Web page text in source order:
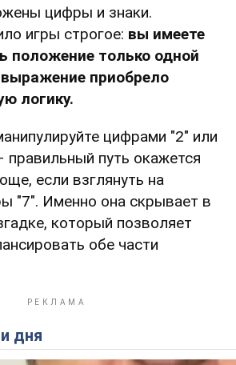
цифры и знаки.
игры строгое: вы имеете
положение только одной
приобрело
логику.
цифрами "2" или
правильный путь окажется
если взглянуть на
"7". Именно она скрывает в
который позволяет
обе части
дня